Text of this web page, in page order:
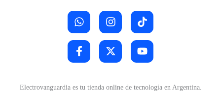
Electrovanguardia es tu tienda online de tecnología en Argentina.